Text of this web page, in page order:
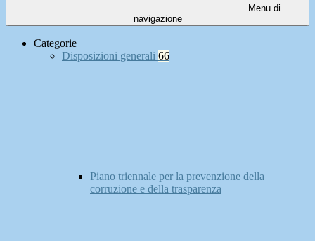
Menu di
navigazione
Categorie
Disposizioni generali 66
Piano triennale per la prevenzione della
corruzione e della trasparenza